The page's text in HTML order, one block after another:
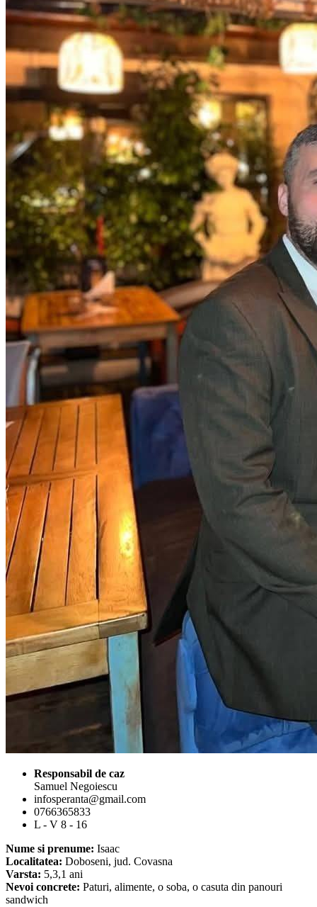
Responsabil de caz
Samuel Negoiescu
infosperanta@gmail.com
0766365833
L - V 8 - 16
Nume si prenume: Isaac
Localitatea: Doboseni, jud. Covasna
Varsta: 5,3,1 ani
Nevoi concrete: Paturi, alimente, o soba, o casuta din panouri
sandwich